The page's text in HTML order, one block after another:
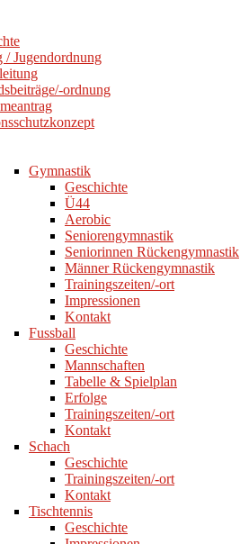
/ Jugendordnung
ordnung
Gymnastik
Geschichte
Ü44
Aerobic
Seniorengymnastik
Seniorinnen Rückengymnastik
Männer Rückengymnastik
Trainingszeiten/-ort
Impressionen
Kontakt
Fussball
Geschichte
Mannschaften
Tabelle & Spielplan
Erfolge
Trainingszeiten/-ort
Kontakt
Schach
Geschichte
Trainingszeiten/-ort
Kontakt
Tischtennis
Geschichte